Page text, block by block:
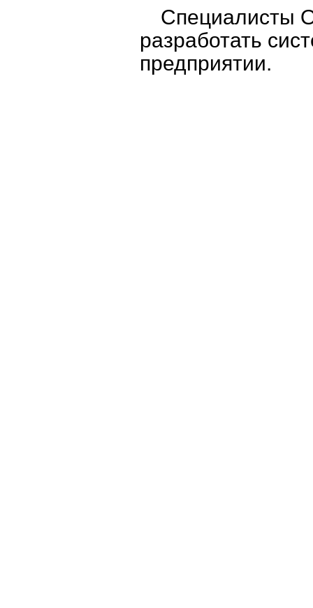
Специалисты
разработать
предприятии.